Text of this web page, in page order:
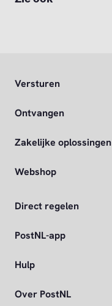
Versturen
Ontvangen
Zakelijke oplossingen
Webshop
Direct regelen
PostNL-app
Hulp
Over PostNL